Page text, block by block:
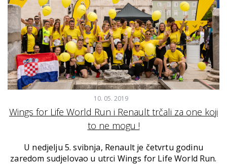
10. 05. 2019
Wings for Life World Run i Renault trčali za one koji
to ne mogu !
U nedjelju 5. svibnja, Renault je četvrtu godinu
zaredom sudjelovao u utrci Wings for Life World Run.